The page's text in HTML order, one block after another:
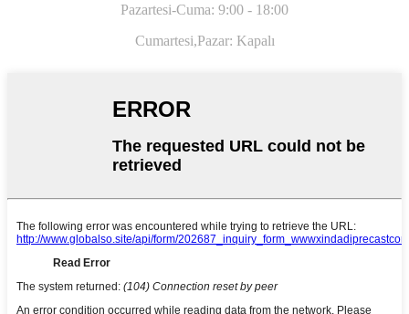
Pazartesi-Cuma: 9:00 - 18:00
Cumartesi,Pazar: Kapalı